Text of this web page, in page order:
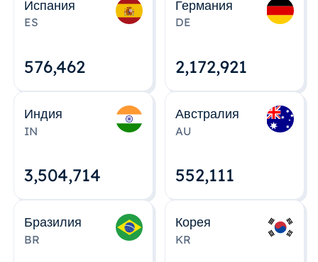
Испания
ES
576,463
Германия
DE
2,172,922
Индия
IN
3,504,715
Австралия
AU
552,112
Бразилия
BR
Корея
KR